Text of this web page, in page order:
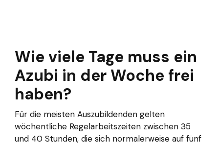
Wie viele Tage muss ein
Azubi in der Woche frei
haben?
Für die meisten Auszubildenden gelten
wöchentliche Regelarbeitszeiten zwischen 35
und 40 Stunden, die sich normalerweise auf fünf